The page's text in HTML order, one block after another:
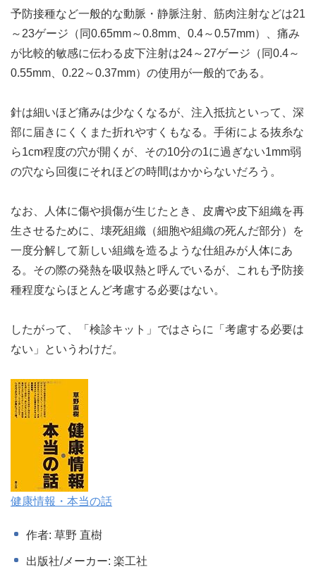
予防接種など一般的な動脈・静脈注射、筋肉注射などは21
～23ゲージ（同0.65mm～0.8mm、0.4～0.57mm）、痛み
が比較的敏感に伝わる皮下注射は24～27ゲージ（同0.4～
0.55mm、0.22～0.37mm）の使用が一般的である。
針は細いほど痛みは少なくなるが、注入抵抗といって、深
部に届きにくくまた折れやすくもなる。手術による抜糸な
ら1cm程度の穴が開くが、その10分の1に過ぎない1mm弱
の穴なら回復にそれほどの時間はかからないだろう。
なお、人体に傷や損傷が生じたとき、皮膚や皮下組織を再
生させるために、壊死組織（細胞や組織の死んだ部分）を
一度分解して新しい組織を造るような仕組みが人体にあ
る。その際の発熱を吸収熱と呼んでいるが、これも予防接
種程度ならほとんど考慮する必要はない。
したがって、「検診キット」ではさらに「考慮する必要は
ない」というわけだ。
健康情報・本当の話
作者: 草野 直樹
出版社/メーカー: 楽工社